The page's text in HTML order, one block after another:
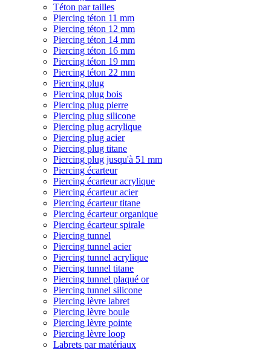
Téton par tailles
Piercing téton 11 mm
Piercing téton 12 mm
Piercing téton 14 mm
Piercing téton 16 mm
Piercing téton 19 mm
Piercing téton 22 mm
Piercing plug
Piercing plug bois
Piercing plug pierre
Piercing plug silicone
Piercing plug acrylique
Piercing plug acier
Piercing plug titane
Piercing plug jusqu'à 51 mm
Piercing écarteur
Piercing écarteur acrylique
Piercing écarteur acier
Piercing écarteur titane
Piercing écarteur organique
Piercing écarteur spirale
Piercing tunnel
Piercing tunnel acier
Piercing tunnel acrylique
Piercing tunnel titane
Piercing tunnel plaqué or
Piercing tunnel silicone
Piercing lèvre labret
Piercing lèvre boule
Piercing lèvre pointe
Piercing lèvre loop
Labrets par matériaux